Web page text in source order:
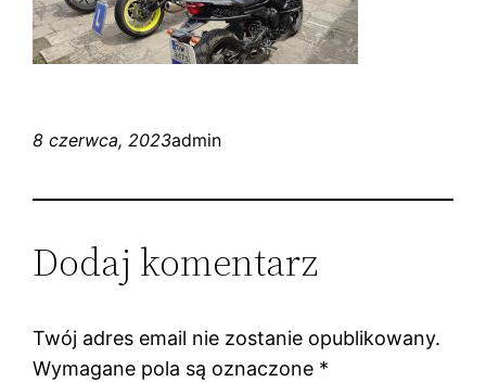
8 czerwca, 2023admin
Dodaj komentarz
Twój adres email nie zostanie opublikowany.
Wymagane pola są oznaczone *